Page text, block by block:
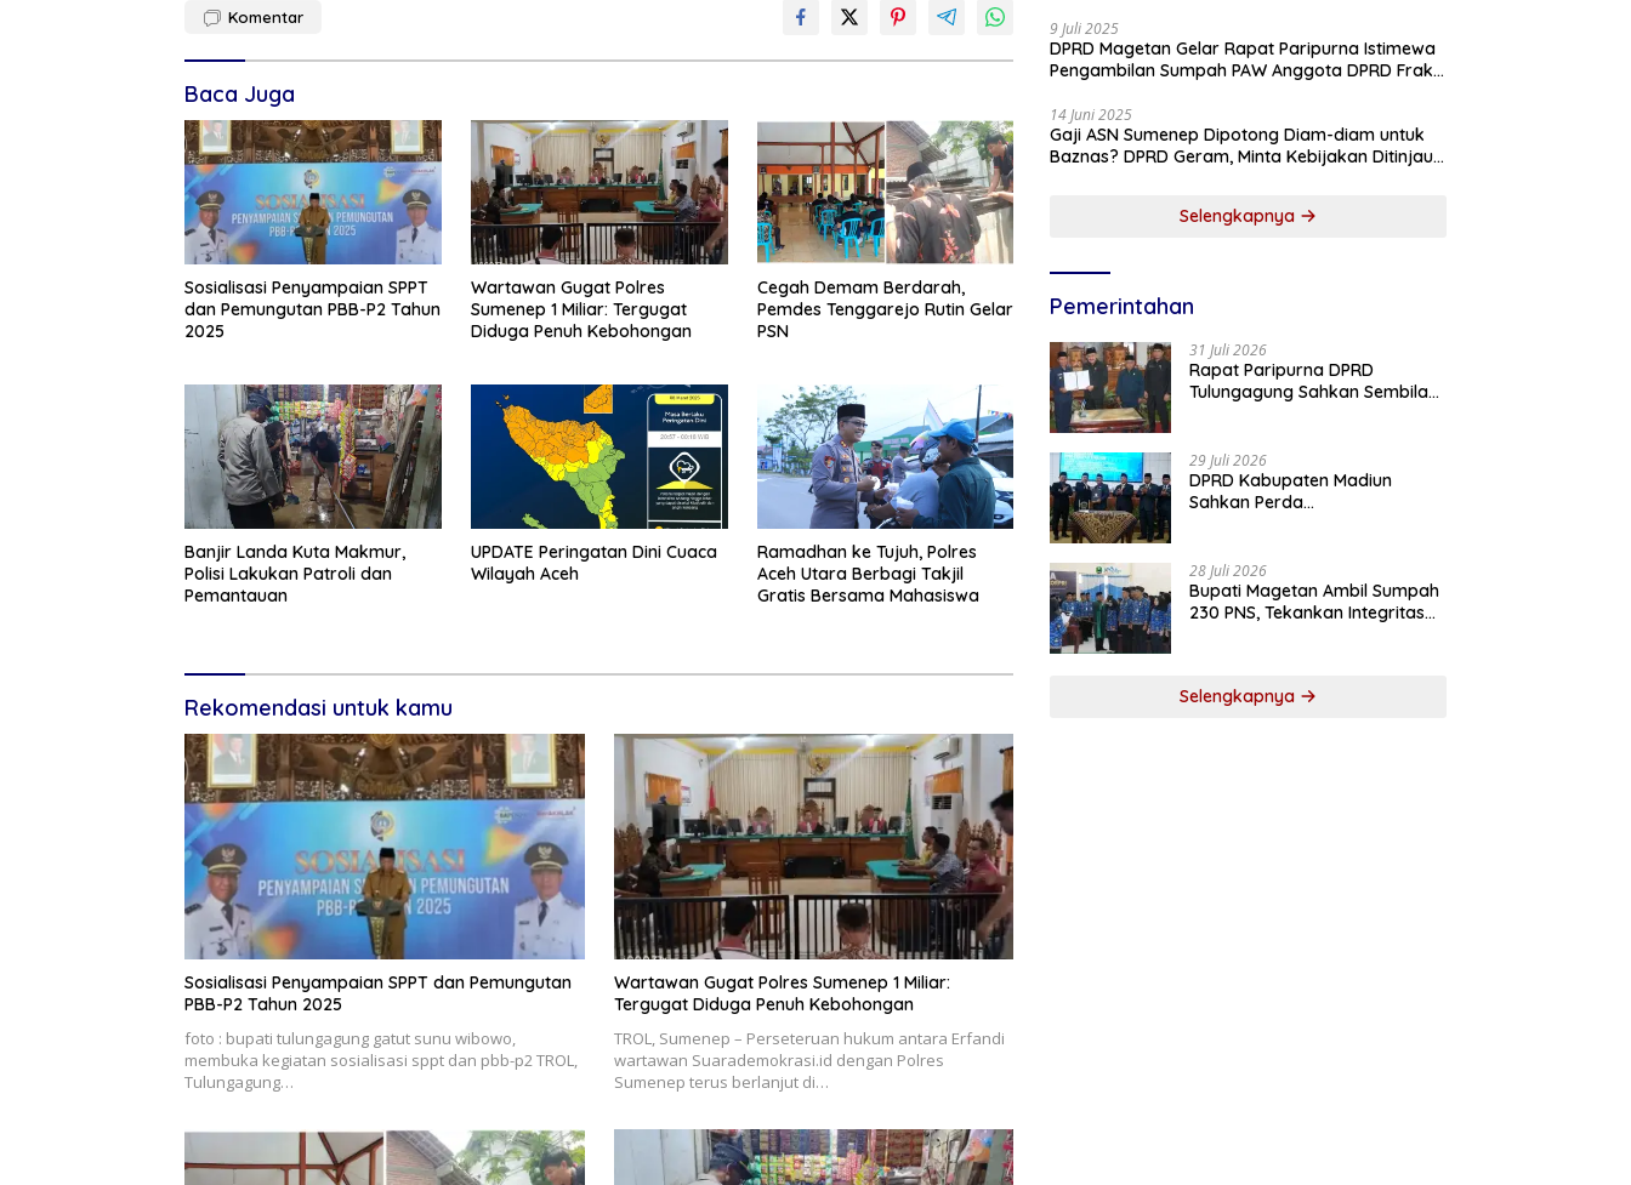
Komentar
Baca Juga
Sosialisasi Penyampaian SPPT
dan Pemungutan PBB-P2 Tahun
2025
Wartawan Gugat Polres
Sumenep 1 Miliar: Tergugat
Diduga Penuh Kebohongan
Cegah Demam Berdarah,
Pemdes Tenggarejo Rutin Gelar
PSN
Banjir Landa Kuta Makmur,
Polisi Lakukan Patroli dan
Pemantauan
UPDATE Peringatan Dini Cuaca
Wilayah Aceh
Ramadhan ke Tujuh, Polres
Aceh Utara Berbagi Takjil
Gratis Bersama Mahasiswa
Rekomendasi untuk kamu
Sosialisasi Penyampaian SPPT dan Pemungutan
PBB-P2 Tahun 2025
foto : bupati tulungagung gatut sunu wibowo,
membuka kegiatan sosialisasi sppt dan pbb-p2 TROL,
Tulungagung…
Wartawan Gugat Polres Sumenep 1 Miliar:
Tergugat Diduga Penuh Kebohongan
TROL, Sumenep – Perseteruan hukum antara Erfandi
wartawan Suarademokrasi.id dengan Polres
Sumenep terus berlanjut di…
9 Juli 2025
DPRD Magetan Gelar Rapat Paripurna Istimewa
Pengambilan Sumpah PAW Anggota DPRD Fraksi
14 Juni 2025
Gaji ASN Sumenep Dipotong Diam-diam untuk
Baznas? DPRD Geram, Minta Kebijakan Ditinjau
Selengkapnya
Pemerintahan
31 Juli 2026
Rapat Paripurna DPRD
Tulungagung Sahkan Sembilan
29 Juli 2026
DPRD Kabupaten Madiun
Sahkan Perda
Agenda Prioritas
28 Juli 2026
Bupati Magetan Ambil Sumpah
230 PNS, Tekankan Integritas
Selengkapnya